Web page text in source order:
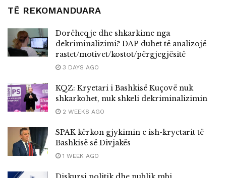
TË REKOMANDUARA
Dorëheqje dhe shkarkime nga
dekriminalizimi? DAP duhet të analizojë
rastet/motivet/kostot/përgjegjësitë
3 DAYS AGO
KQZ: Kryetari i Bashkisë Kuçovë nuk
shkarkohet, nuk shkeli dekriminalizimin
2 WEEKS AGO
SPAK kërkon gjykimin e ish-kryetarit të
Bashkisë së Divjakës
1 WEEK AGO